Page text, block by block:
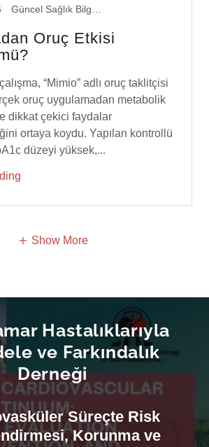
oruç uygulamadan metabolik
dikkat çekici faydalar
ortaya koydu. Yapılan kontrollü
düzeyi yüksek,...
Hastalıklarıyla
ve Farkındalık
Derneği
Süreçte Risk
Korunma ve
Programı - 2026